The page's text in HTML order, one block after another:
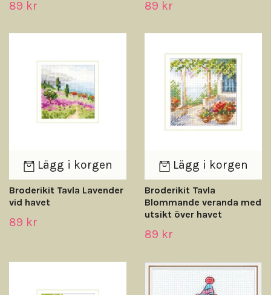
89 kr 89 kr
Lägg i korgen
Broderikit Tavla Lavender
vid havet
89 kr
Lägg i korgen
Broderikit Tavla
Blommande veranda med
utsikt över havet
89 kr